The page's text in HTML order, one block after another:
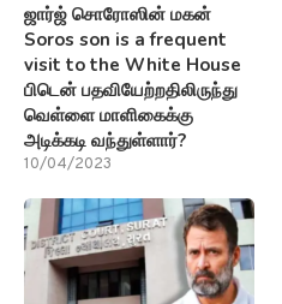
ஜார்ஜ் சொரோஸின் மகன்
Soros son is a frequent
visit to the White House
பிடென் பதவியேற்றதிலிருந்து
வெள்ளை மாளிகைக்கு
அடிக்கடி வந்துள்ளார்?
10/04/2023